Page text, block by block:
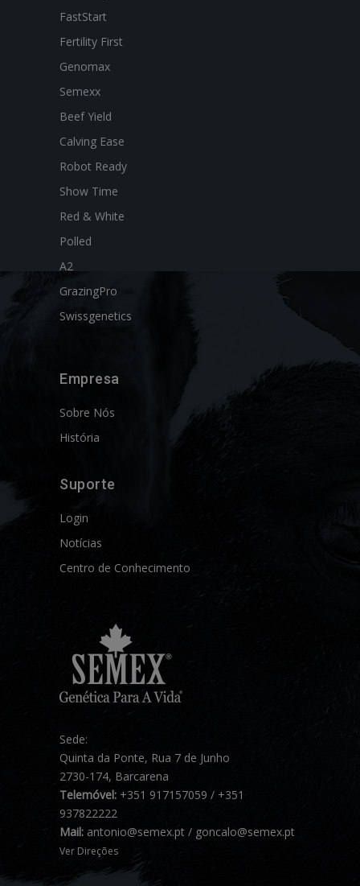
FastStart
Fertility First
Genomax
Semexx
Beef Yield
Calving Ease
Robot Ready
Show Time
Red & White
Polled
A2
GrazingPro
Swissgenetics
Empresa
Sobre Nós
História
Suporte
Login
Notícias
Centro de Conhecimento
Sede:
Quinta da Ponte, Rua 7 de Junho
2730-174, Barcarena
Telemóvel: +351 917157059 / +351
937822222
Mail: antonio@semex.pt / goncalo@semex.pt
Ver Direções